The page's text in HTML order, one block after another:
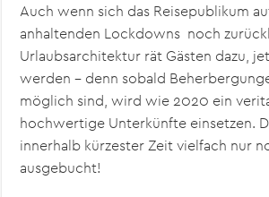
Auch wenn sich das Reisepublikum
anhaltenden Lockdowns noch
Urlaubsarchitektur rät Gästen dazu,
werden – denn sobald
möglich sind, wird wie 2020 ein
hochwertige Unterkünfte einsetzen.
innerhalb kürzester Zeit vielfach nur
ausgebucht!